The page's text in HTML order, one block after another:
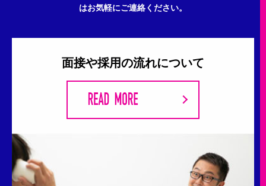
はお気軽にご連絡ください。
面接や採用の流れについて